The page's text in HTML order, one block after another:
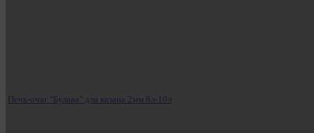
Печь-очаг "Булава" для казана 2мм 8л-10л